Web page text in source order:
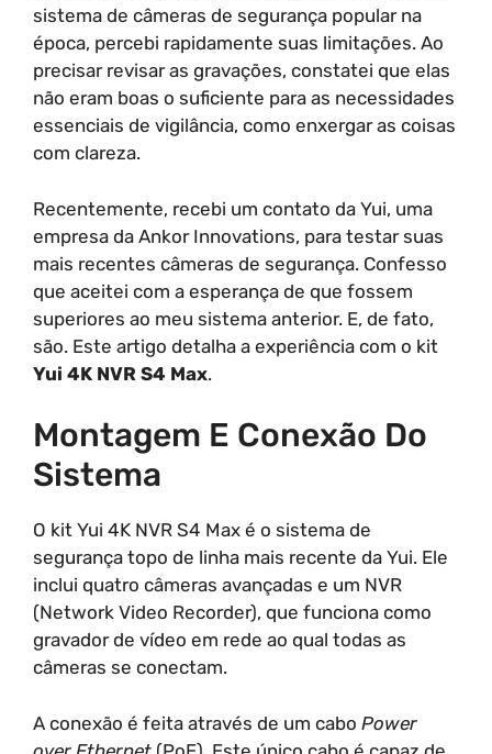
sistema de câmeras de segurança popular na
época, percebi rapidamente suas limitações. Ao
precisar revisar as gravações, constatei que elas
não eram boas o suficiente para as necessidades
essenciais de vigilância, como enxergar as coisas
com clareza.
Recentemente, recebi um contato da Yui, uma
empresa da Ankor Innovations, para testar suas
mais recentes câmeras de segurança. Confesso
que aceitei com a esperança de que fossem
superiores ao meu sistema anterior. E, de fato,
são. Este artigo detalha a experiência com o kit
Yui 4K NVR S4 Max.
Montagem E Conexão Do
Sistema
O kit Yui 4K NVR S4 Max é o sistema de
segurança topo de linha mais recente da Yui. Ele
inclui quatro câmeras avançadas e um NVR
(Network Video Recorder), que funciona como
gravador de vídeo em rede ao qual todas as
câmeras se conectam.
A conexão é feita através de um cabo Power